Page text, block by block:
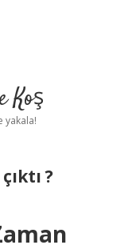
Koş
yakala!
?